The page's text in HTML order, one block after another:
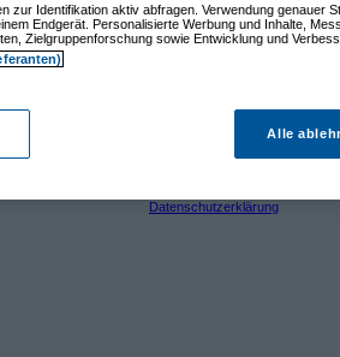
den Inhalt der Beiträge und behält sich das Recht vor,
Datenschutzerklärung
zur Identifikation aktiv abfragen. Verwendung genauer
Endgerät. Personalisierte Werbung und Inhalte,
Zielgruppenforschung sowie Entwicklung und
Alle